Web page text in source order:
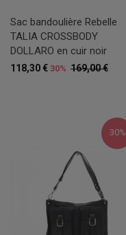
Sac bandoulière Rebelle
TALIA CROSSBODY
DOLLARO en cuir noir
169,00 €
118,30 € 30%
30%